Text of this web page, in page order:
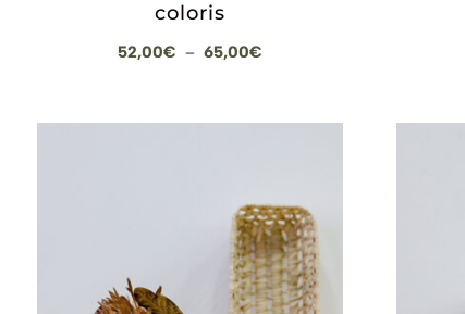
coloris
52,00€ – 65,00€Plage